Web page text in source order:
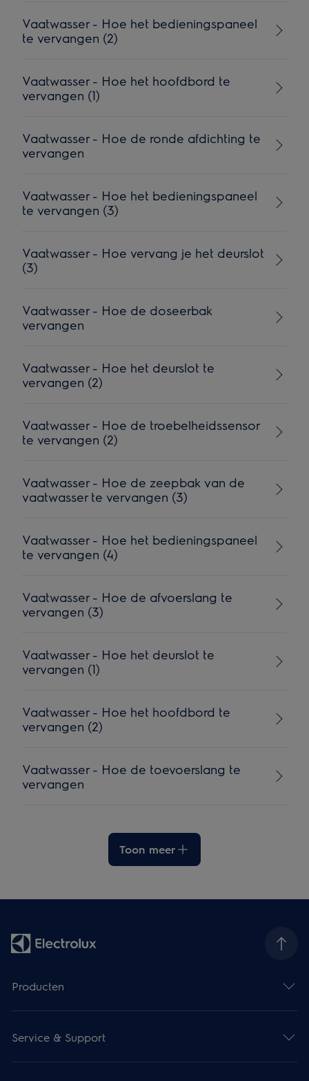
Vaatwasser - Hoe het bedieningspaneel
te vervangen (2)
Vaatwasser - Hoe het hoofdbord te
vervangen (1)
Vaatwasser - Hoe de ronde afdichting te
vervangen
Vaatwasser - Hoe het bedieningspaneel
te vervangen (3)
Vaatwasser - Hoe vervang je het deurslot
(3)
Vaatwasser - Hoe de doseerbak
vervangen
Vaatwasser - Hoe het deurslot te
vervangen (2)
Vaatwasser - Hoe de troebelheidssensor
te vervangen (2)
Vaatwasser - Hoe de zeepbak van de
vaatwasser te vervangen (3)
Vaatwasser - Hoe het bedieningspaneel
te vervangen (4)
Vaatwasser - Hoe de afvoerslang te
vervangen (3)
Vaatwasser - Hoe het deurslot te
vervangen (1)
Vaatwasser - Hoe het hoofdbord te
vervangen (2)
Vaatwasser - Hoe de toevoerslang te
vervangen
Toon meer
Producten
Service & Support